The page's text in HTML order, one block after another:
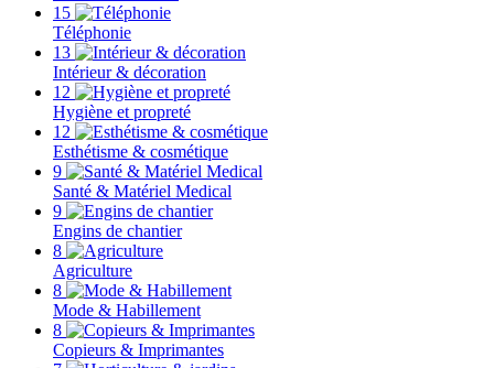
15
Téléphonie
13
Intérieur & décoration
12
Hygiène et propreté
12
Esthétisme & cosmétique
9
Santé & Matériel Medical
9
Engins de chantier
8
Agriculture
8
Mode & Habillement
8
Copieurs & Imprimantes